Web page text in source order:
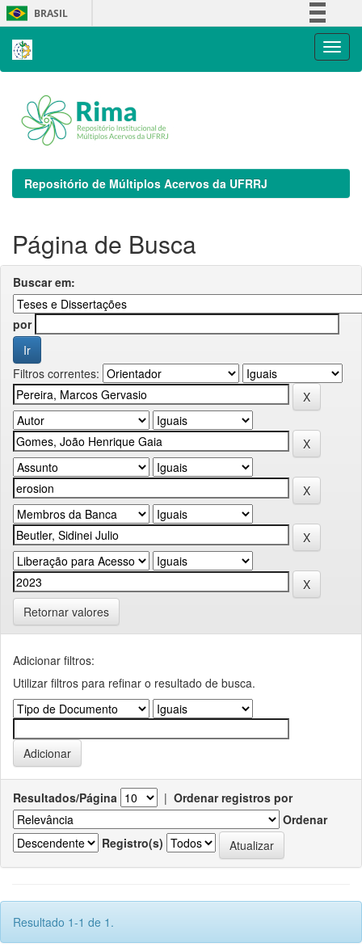
Skip
navigation
BRASIL
Repositório de Múltiplos Acervos da UFRRJ
Página de Busca
Buscar em:
por
Filtros correntes:
Retornar valores
Adicionar filtros:
Utilizar filtros para refinar o resultado de busca.
Resultados/Página | Ordenar registros por
Ordenar
Registro(s)
Resultado 1-1 de 1.